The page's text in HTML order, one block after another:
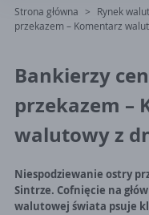
Strona główna > Rynek walut
przekazem – Komentarz
Bankierzy
przekazem –
walutowy z
Niespodziewanie ostry
Sintrze. Cofnięcie na
walutowej świata psuje